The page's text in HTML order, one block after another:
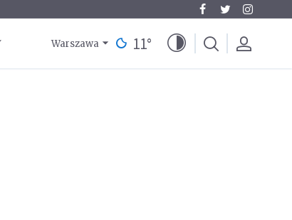
Warszawa 11°